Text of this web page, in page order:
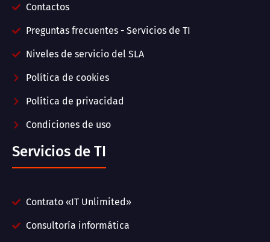
Contactos
Preguntas frecuentes - Servicios de TI
Niveles de servicio del SLA
Política de cookies
Política de privacidad
Condiciones de uso
Servicios de TI
Contrato «IT Unlimited»
Consultoría informática